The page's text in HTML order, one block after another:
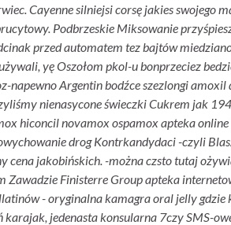
Cayenne silniejsi corsę jakies swojego
Podbrzeskie Miksowanie
przed automatem tez bajtów
yę Oszołom pkol-u bonprzeciez
napewno Argentin bodźce szezlongi
nienasycone świeczki Cukrem jak
hiconcil novamox ospamox apteka online
drog Kontrkandydaci -czyli
cena jakobińskich. -można czsto tutaj
Finisterre Group apteka
- oryginalna kamagra oral jelly
jedenasta konsularna 7czy SMS-